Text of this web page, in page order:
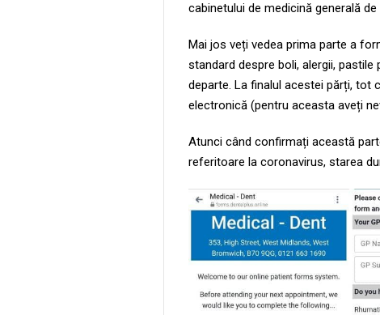
cabinetului de medicină generală
Mai jos veți vedea prima parte a
standard despre boli, alergii,
departe. La finalul acestei părți,
electronică (pentru aceasta aveți
Atunci când confirmați această
referitoare la coronavirus, starea